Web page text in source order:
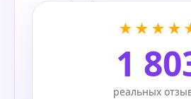
1
реальных